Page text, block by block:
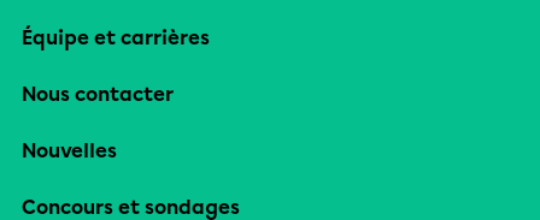
Équipe et carrières
Nous contacter
Nouvelles
Concours et sondages